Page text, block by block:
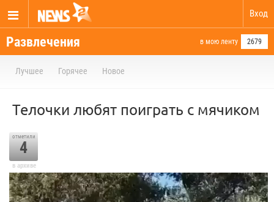
Вход
Развлечения в мою ленту 2679
Лучшее Горячее Новое
Телочки любят поиграть с мячиком
отметили
4
в архиве